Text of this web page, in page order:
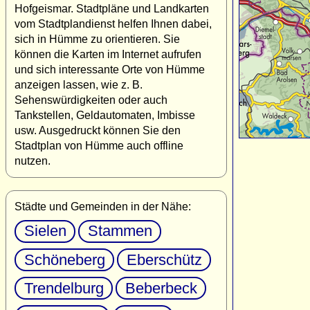
Hofgeismar. Stadtpläne und Landkarten
vom Stadtplandienst helfen Ihnen dabei,
sich in Hümme zu orientieren. Sie
können die Karten im Internet aufrufen
und sich interessante Orte von Hümme
anzeigen lassen, wie z. B.
Sehenswürdigkeiten oder auch
Tankstellen, Geldautomaten, Imbisse
usw. Ausgedruckt können Sie den
Stadtplan von Hümme auch offline
nutzen.
Städte und Gemeinden in der Nähe:
Sielen
Stammen
Schöneberg
Eberschütz
Trendelburg
Beberbeck